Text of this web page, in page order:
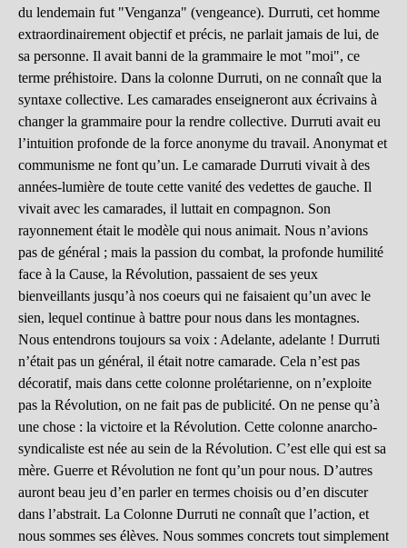
du lendemain fut "Venganza" (vengeance). Durruti, cet homme
extraordinairement objectif et précis, ne parlait jamais de lui, de
sa personne. Il avait banni de la grammaire le mot "moi", ce
terme préhistoire. Dans la colonne Durruti, on ne connaît que la
syntaxe collective. Les camarades enseigneront aux écrivains à
changer la grammaire pour la rendre collective. Durruti avait eu
l’intuition profonde de la force anonyme du travail. Anonymat et
communisme ne font qu’un. Le camarade Durruti vivait à des
années-lumière de toute cette vanité des vedettes de gauche. Il
vivait avec les camarades, il luttait en compagnon. Son
rayonnement était le modèle qui nous animait. Nous n’avions
pas de général ; mais la passion du combat, la profonde humilité
face à la Cause, la Révolution, passaient de ses yeux
bienveillants jusqu’à nos coeurs qui ne faisaient qu’un avec le
sien, lequel continue à battre pour nous dans les montagnes.
Nous entendrons toujours sa voix : Adelante, adelante ! Durruti
n’était pas un général, il était notre camarade. Cela n’est pas
décoratif, mais dans cette colonne prolétarienne, on n’exploite
pas la Révolution, on ne fait pas de publicité. On ne pense qu’à
une chose : la victoire et la Révolution. Cette colonne anarcho-
syndicaliste est née au sein de la Révolution. C’est elle qui est sa
mère. Guerre et Révolution ne font qu’un pour nous. D’autres
auront beau jeu d’en parler en termes choisis ou d’en discuter
dans l’abstrait. La Colonne Durruti ne connaît que l’action, et
nous sommes ses élèves. Nous sommes concrets tout simplement